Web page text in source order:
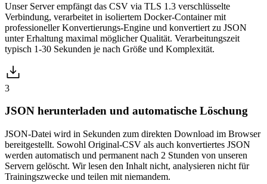
Unser Server empfängt das CSV via TLS 1.3 verschlüsselte
Verbindung, verarbeitet in isoliertem Docker-Container mit
professioneller Konvertierungs-Engine und konvertiert zu JSON
unter Erhaltung maximal möglicher Qualität. Verarbeitungszeit
typisch 1-30 Sekunden je nach Größe und Komplexität.
3
JSON herunterladen und automatische Löschung
JSON-Datei wird in Sekunden zum direkten Download im Browser
bereitgestellt. Sowohl Original-CSV als auch konvertiertes JSON
werden automatisch und permanent nach 2 Stunden von unseren
Servern gelöscht. Wir lesen den Inhalt nicht, analysieren nicht für
Trainingszwecke und teilen mit niemandem.